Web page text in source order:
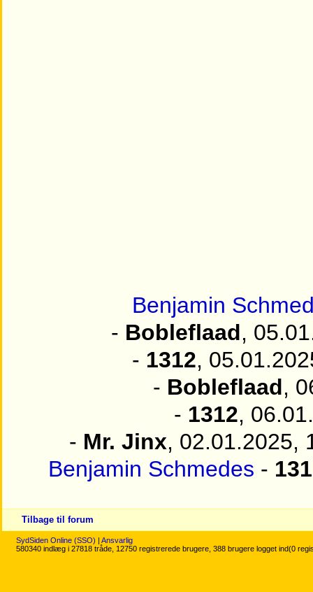
Benjamin
- Bobleflaad,
- 1312,
- Bobleflaad,
- 1312,
- Mr. Jinx, 02.01.2025,
Benjamin Schmedes -
Tilbage til forum
SydSiden Online (SSO) | Ansvarlig
580340 indlæg i 27818 tråde, 12750 registrerede brugere, 388 brugere logget ind(0